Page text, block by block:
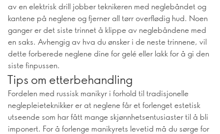
av en elektrisk drill jobber teknikeren med neglebåndet og
kantene på neglene og fjerner all tørr overflødig hud. Noen
ganger er det siste trinnet å klippe av neglebåndene med
en saks. Avhengig av hva du ønsker i de neste trinnene, vil
dette forberede neglene dine for gelé eller lakk for å gi den
siste finpussen.
Tips om etterbehandling
Fordelen med russisk manikyr i forhold til tradisjonelle
neglepleieteknikker er at neglene får et forlenget estetisk
utseende som har fått mange skjønnhetsentusiaster til å bli
imponert. For å forlenge manikyrets levetid må du sørge for